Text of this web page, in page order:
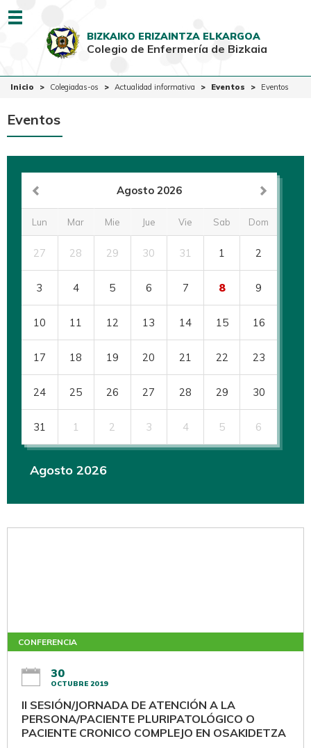
EUSK CAST
Ciudadanía
Ventanilla Única
BIZKAIKO ERIZAINTZA ELKARGOA
Colegio de Enfermería de Bizkaia
Inicio Colegiadas-os Actualidad informativa Eventos Eventos
Eventos
Agosto 2026
Lun Mar Mie Jue Vie Sab Dom
27 28 29 30 31 1 2
3 4 5 6 7 8 9
10 11 12 13 14 15 16
17 18 19 20 21 22 23
24 25 26 27 28 29 30
31 1 2 3 4 5 6
Agosto 2026
CONFERENCIA
30
OCTUBRE 2019
II SESIÓN/JORNADA DE ATENCIÓN A LA
PERSONA/PACIENTE PLURIPATOLÓGICO O
PACIENTE CRONICO COMPLEJO EN OSAKIDETZA